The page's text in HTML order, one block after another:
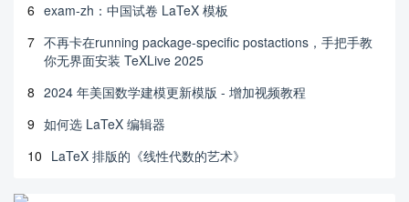
6 exam-zh：中国试卷 LaTeX 模板
7 不再卡在running package-specific postactions，手把手教
你无界面安装 TeXLive 2025
8 2024 年美国数学建模更新模版 - 增加视频教程
9 如何选 LaTeX 编辑器
10 LaTeX 排版的《线性代数的艺术》